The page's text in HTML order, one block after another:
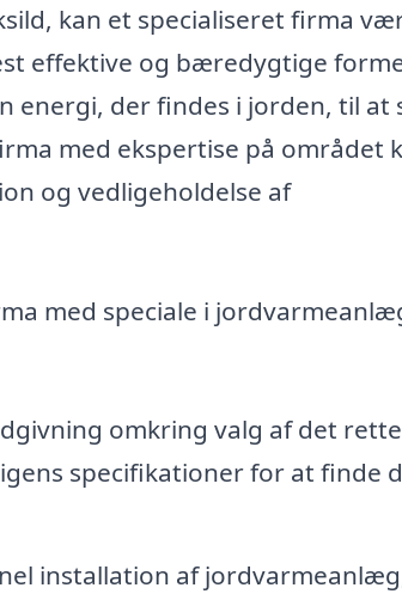
kan et specialiseret firma
effektive og bæredygtige
energi, der findes i jorden, til at
med ekspertise på området
og vedligeholdelse af
med speciale i
omkring valg af det rette
specifikationer for at finde
installation af